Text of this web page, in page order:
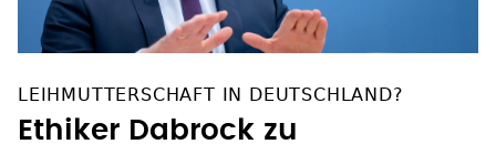
LEIHMUTTERSCHAFT IN DEUTSCHLAND?
Ethiker Dabrock zu